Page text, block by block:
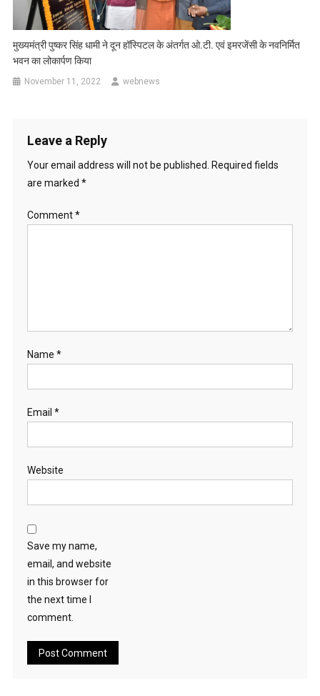
मुख्यमंत्री पुष्कर सिंह धामी ने दून हॉस्पिटल के अंतर्गत ओ.टी. एवं इमरजेंसी के नवनिर्मित
भवन का लोकार्पण किया
November 11, 2022 webnews
Leave a Reply
Your email address will not be published.
Required fields
are marked *
Comment*
Name *
Email *
Website
Save my name,
email, and website
in this browser for
the next time I
comment.